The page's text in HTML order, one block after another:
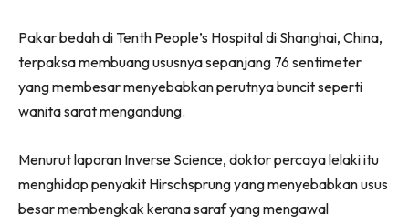
Pakar bedah di Tenth People’s Hospital di Shanghai, China,
terpaksa membuang ususnya sepanjang 76 sentimeter
yang membesar menyebabkan perutnya buncit seperti
wanita sarat mengandung.
Menurut laporan Inverse Science, doktor percaya lelaki itu
menghidap penyakit Hirschsprung yang menyebabkan usus
besar membengkak kerana saraf yang mengawal